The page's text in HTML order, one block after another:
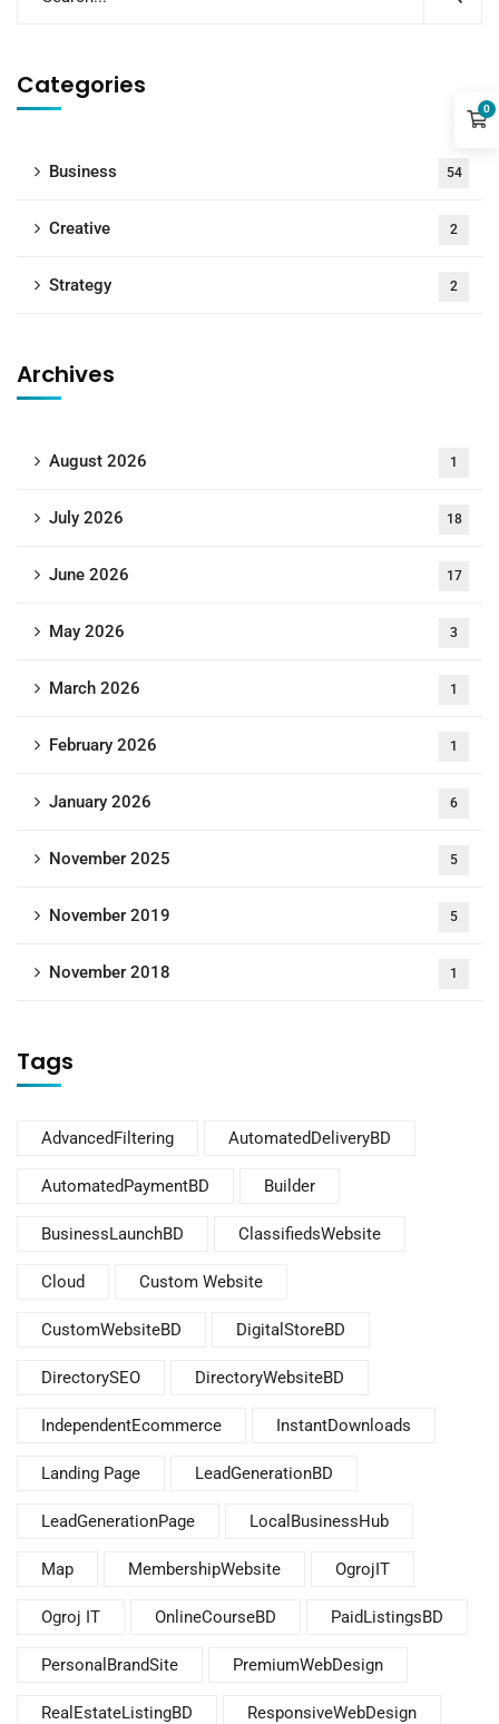
Categories
Business 54
Creative 2
Strategy 2
Archives
August 2026 1
July 2026 18
June 2026 17
May 2026 3
March 2026 1
February 2026 1
January 2026 6
November 2025 5
November 2019 5
November 2018 1
Tags
AdvancedFiltering AutomatedDeliveryBD
AutomatedPaymentBD Builder
BusinessLaunchBD ClassifiedsWebsite
Cloud Custom Website
CustomWebsiteBD DigitalStoreBD
DirectorySEO DirectoryWebsiteBD
IndependentEcommerce InstantDownloads
Landing Page LeadGenerationBD
LeadGenerationPage LocalBusinessHub
Map MembershipWebsite OgrojIT
Ogroj IT OnlineCourseBD PaidListingsBD
PersonalBrandSite PremiumWebDesign
RealEstateListingBD ResponsiveWebDesign
0